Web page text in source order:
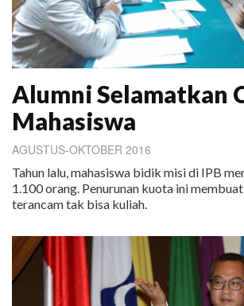
Alumni Selamatkan
Mahasiswa
AGUSTUS-OKTOBER 2016
Tahun lalu, mahasiswa bidik misi di IPB
1.100 orang. Penurunan kuota ini
terancam tak bisa kuliah.